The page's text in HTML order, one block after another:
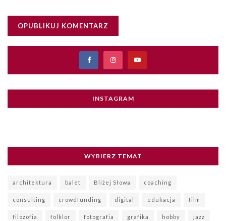
INSTAGRAM
WYBIERZ TEMAT
architektura balet Bliżej Słowa coaching
consulting crowdfunding digital edukacja film
filozofia folklor fotografia grafika hobby jazz